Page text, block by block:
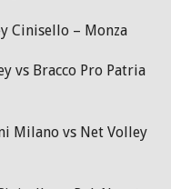
Cinisello – Monza
vs Bracco Pro Patria
Milano vs Net Volley